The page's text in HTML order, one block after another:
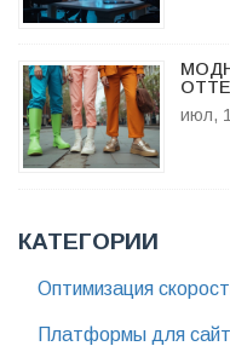
июл,
КАТЕГОРИИ
Оптимизация
Платформы для